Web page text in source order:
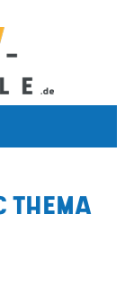
THEMA